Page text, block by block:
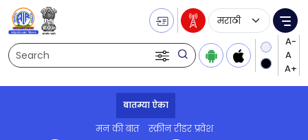
Search
Language
बातम्या ऐका
मन की बात स्क्रीन रीडर प्रवेश